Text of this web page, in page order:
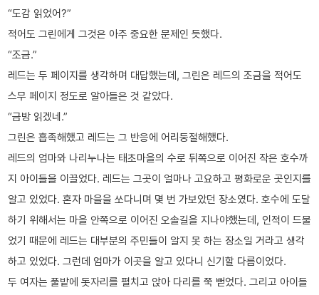
“도감 읽었어?”
적어도 그린에게 그것은 아주 중요한 문제인 듯했다.
“조금.”
레드는 두 페이지를 생각하며 대답했는데, 그린은 레드의 조금을 적어도
스무 페이지 정도로 알아들은 것 같았다.
“금방 읽겠네.”
그린은 흡족해했고 레드는 그 반응에 어리둥절해했다.
레드의 엄마와 나리누나는 태초마을의 수로 뒤쪽으로 이어진 작은 호수까
지 아이들을 이끌었다. 레드는 그곳이 얼마나 고요하고 평화로운 곳인지를
알고 있었다. 혼자 마을을 쏘다니며 몇 번 가보았던 장소였다. 호수에 도달
하기 위해서는 마을 안쪽으로 이어진 오솔길을 지나야했는데, 인적이 드물
었기 때문에 레드는 대부분의 주민들이 알지 못 하는 장소일 거라고 생각
하고 있었다. 그런데 엄마가 이곳을 알고 있다니 신기할 다름이었다.
두 여자는 풀밭에 돗자리를 펼치고 앉아 다리를 쭉 뻗었다. 그리고 아이들